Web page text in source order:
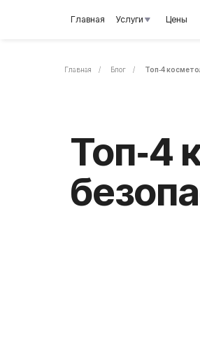
Главная Услуги Цены Акции
Главная / Блог / Топ‑4
Топ‑4